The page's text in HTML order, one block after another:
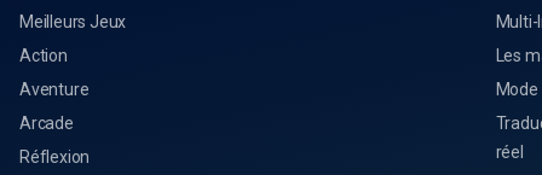
Meilleurs Jeux
Action
Aventure
Arcade
Réflexion
Les
Mode
réel